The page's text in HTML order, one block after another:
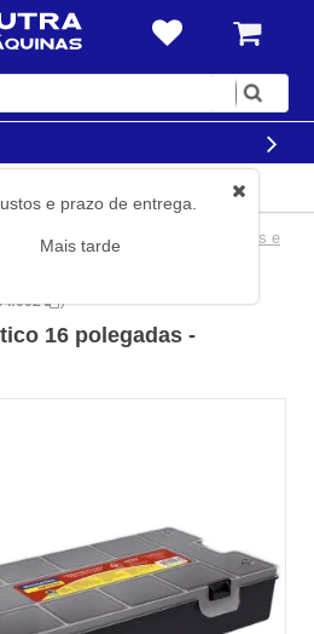
Digite
e prazo de entrega.
Mais tardeCaixas Organizadoras e
002 )
16 polegadas -